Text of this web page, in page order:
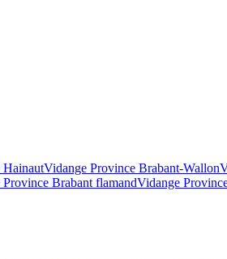
HainautVidange Province Brabant-Wallon
Brabant flamandVidange